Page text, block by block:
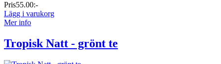
Pris55.00:-
Lägg i varukorg
Mer info
Tropisk Natt - grönt te